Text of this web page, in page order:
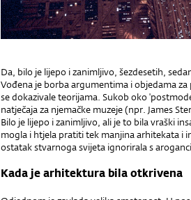
Da, bilo je lijepo i zanimljivo, šezdesetih,
Vođena je borba argumentima i objedama
se dokazivale teorijama. Sukob oko
natječaja za njemačke muzeje (npr. James
Bilo je lijepo i zanimljivo, ali je to bila vraški
mogla i htjela pratiti tek manjina arhitekata i
ostatak stvarnoga svijeta ignorirala s
Kada je arhitektura bila otkrivena